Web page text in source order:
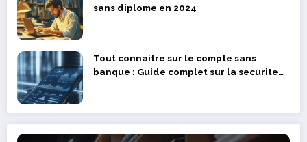
sans diplome en 2024
Tout connaitre sur le compte sans
banque : Guide complet sur la securite